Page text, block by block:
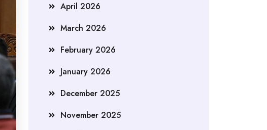
April 2026
March 2026
February 2026
January 2026
December 2025
November 2025